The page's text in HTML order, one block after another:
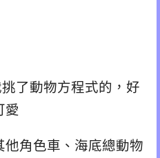
了動物方程式的，好
愛
角色車、海底總動物